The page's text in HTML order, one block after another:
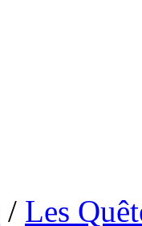
/ Les